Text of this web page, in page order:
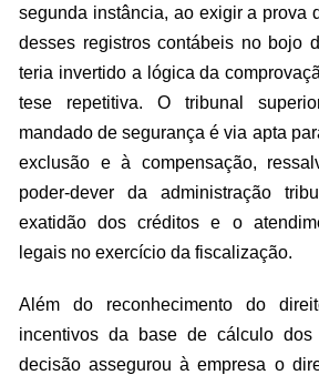
segunda instância, ao exigir a prova
desses registros contábeis no bojo
teria invertido a lógica da
tese repetitiva. O tribunal
mandado de segurança é via apta
exclusão e à compensação,
poder-dever da administração
exatidão dos créditos e o
legais no exercício da fiscalização.
Além do reconhecimento do
incentivos da base de cálculo dos
decisão assegurou à empresa o